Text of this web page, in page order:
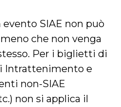
SIAE non può
che non venga
Per i biglietti di
Intrattenimento e
non-SIAE
non si applica il